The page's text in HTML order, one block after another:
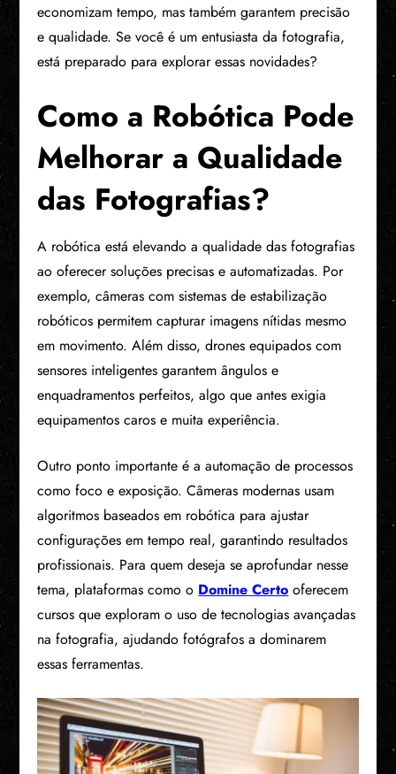
economizam tempo, mas também garantem precisão
e qualidade. Se você é um entusiasta da fotografia,
está preparado para explorar essas novidades?
Como a Robótica Pode
Melhorar a Qualidade
das Fotografias?
A robótica está elevando a qualidade das fotografias
ao oferecer soluções precisas e automatizadas. Por
exemplo, câmeras com sistemas de estabilização
robóticos permitem capturar imagens nítidas mesmo
em movimento. Além disso, drones equipados com
sensores inteligentes garantem ângulos e
enquadramentos perfeitos, algo que antes exigia
equipamentos caros e muita experiência.
Outro ponto importante é a automação de processos
como foco e exposição. Câmeras modernas usam
algoritmos baseados em robótica para ajustar
configurações em tempo real, garantindo resultados
profissionais. Para quem deseja se aprofundar nesse
tema, plataformas como o Domine Certo oferecem
cursos que exploram o uso de tecnologias avançadas
na fotografia, ajudando fotógrafos a dominarem
essas ferramentas.